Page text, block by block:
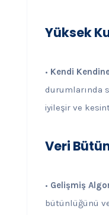
Yüksek
• Kendi
durumlarında
iyileşir ve
Veri
• Gelişmiş
bütünlüğünü